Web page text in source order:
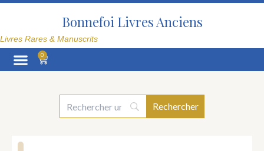
Aller
Bonnefoi Livres Anciens
Livres Rares & Manuscrits
0
Panier